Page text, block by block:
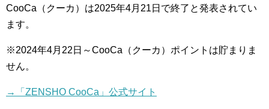
CooCa（クーカ）は2025年4月21日で終了と発表されてい
ます。
※2024年4月22日～CooCa（クーカ）ポイントは貯まりま
せん。
→「ZENSHO CooCa」公式サイト